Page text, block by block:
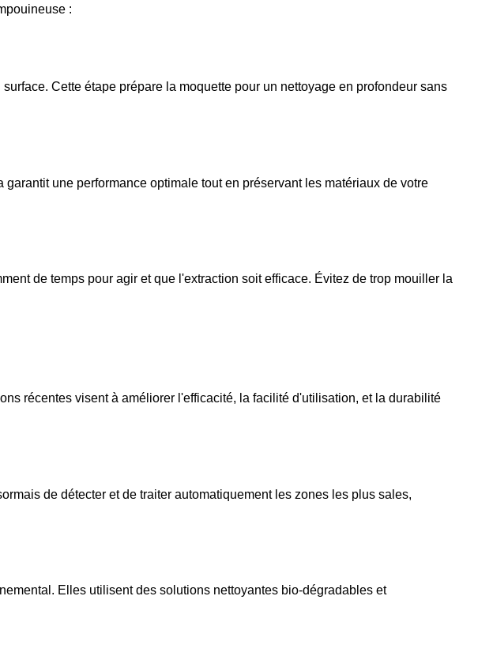
:
Cette étape prépare la moquette pour un nettoyage en profondeur sans
une performance optimale tout en préservant les matériaux de votre
de temps pour agir et que l'extraction soit efficace. Évitez de trop mouiller la
récentes visent à améliorer l'efficacité, la facilité d'utilisation, et la durabilité
de détecter et de traiter automatiquement les zones les plus sales,
Elles utilisent des solutions nettoyantes bio-dégradables et